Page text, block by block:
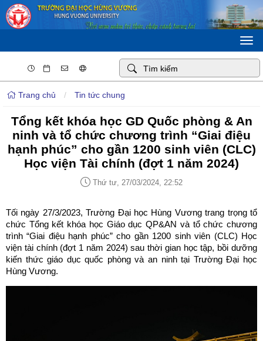
Trang chủ / Tin tức chung
Tổng kết khóa học GD Quốc phòng & An
ninh và tổ chức chương trình “Giai điệu
hạnh phúc” cho gần 1200 sinh viên (CLC)
Học viện Tài chính (đợt 1 năm 2024)
Thứ tư, 27/03/2024, 22:52
Tối ngày 27/3/2023, Trường Đại học Hùng Vương trang trọng tổ
chức Tổng kết khóa học Giáo dục QP&AN và tổ chức chương
trình “Giai điệu hạnh phúc” cho gần 1200 sinh viên (CLC) Học
viện tài chính (đợt 1 năm 2024) sau thời gian học tập, bồi dưỡng
kiến thức giáo dục quốc phòng và an ninh tại Trường Đại học
Hùng Vương.